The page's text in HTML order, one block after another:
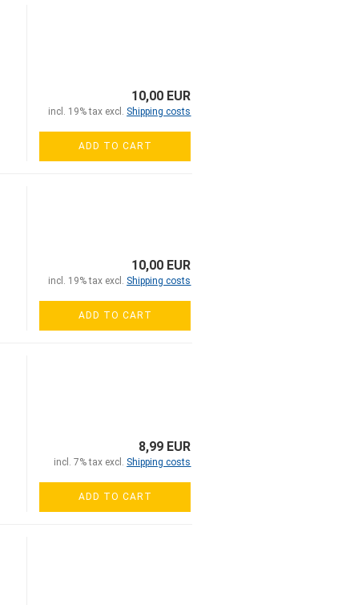
10,00 EUR
incl. 19% tax excl. Shipping costs
ADD TO CART
10,00 EUR
incl. 19% tax excl. Shipping costs
ADD TO CART
8,99 EUR
incl. 7% tax excl. Shipping costs
ADD TO CART